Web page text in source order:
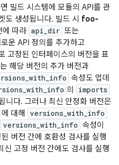
빌드 시스템에 모듈의 API를 관
도 생성됩니다. 빌드 시 foo-
따라 api_dir 또는
운 API 정의를 추가하고
고정된 인터페이스의 버전을 표
는 해당 버전의 추가 버전과
속성도 업데
의 imports
니다. 그러나 최신 안정화 버전은
대해
versions_with_info
versions_with_info 속성이
버전 간에 호환성 검사를 실행
고정 버전 간에도 검사를 실행